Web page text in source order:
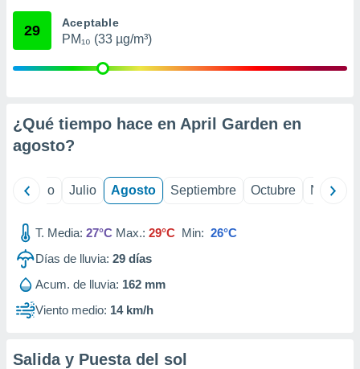
mediante
publicidad
1199
29 Aceptable
PM₁₀ (33 µg/m³)
¿Qué tiempo hace en April Garden en
agosto?
Junio Julio Agosto Septiembre Octubre
T. Media: 27°C Max.: 29°C Min: 26°C
Días de lluvia: 29 días
Acum. de lluvia: 162 mm
Viento medio: 14 km/h
Salida y Puesta del sol